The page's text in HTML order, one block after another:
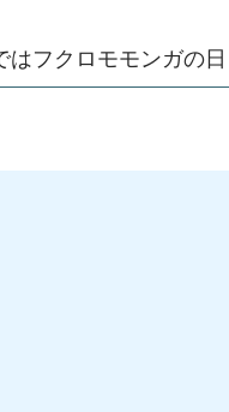
はフクロモモンガの